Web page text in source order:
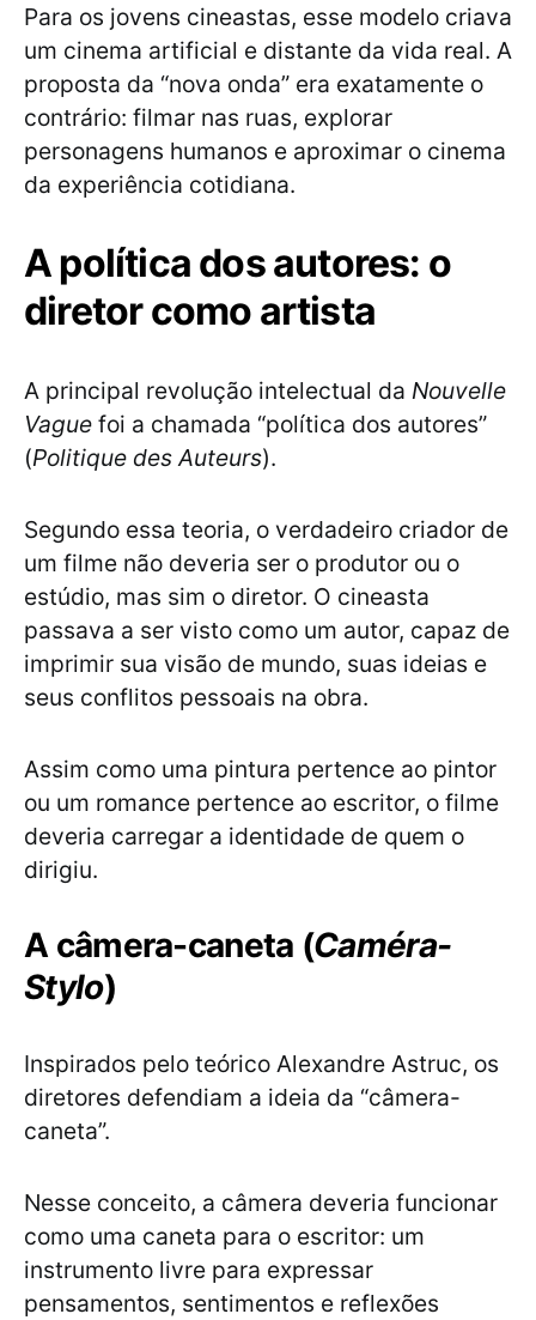
Para os jovens cineastas, esse modelo criava
um cinema artificial e distante da vida real. A
proposta da “nova onda” era exatamente o
contrário: filmar nas ruas, explorar
personagens humanos e aproximar o cinema
da experiência cotidiana.
A política dos autores: o
diretor como artista
A principal revolução intelectual da Nouvelle
Vague foi a chamada “política dos autores”
(Politique des Auteurs).
Segundo essa teoria, o verdadeiro criador de
um filme não deveria ser o produtor ou o
estúdio, mas sim o diretor. O cineasta
passava a ser visto como um autor, capaz de
imprimir sua visão de mundo, suas ideias e
seus conflitos pessoais na obra.
Assim como uma pintura pertence ao pintor
ou um romance pertence ao escritor, o filme
deveria carregar a identidade de quem o
dirigiu.
A câmera-caneta (Caméra-
Stylo)
Inspirados pelo teórico Alexandre Astruc, os
diretores defendiam a ideia da “câmera-
caneta”.
Nesse conceito, a câmera deveria funcionar
como uma caneta para o escritor: um
instrumento livre para expressar
pensamentos, sentimentos e reflexões